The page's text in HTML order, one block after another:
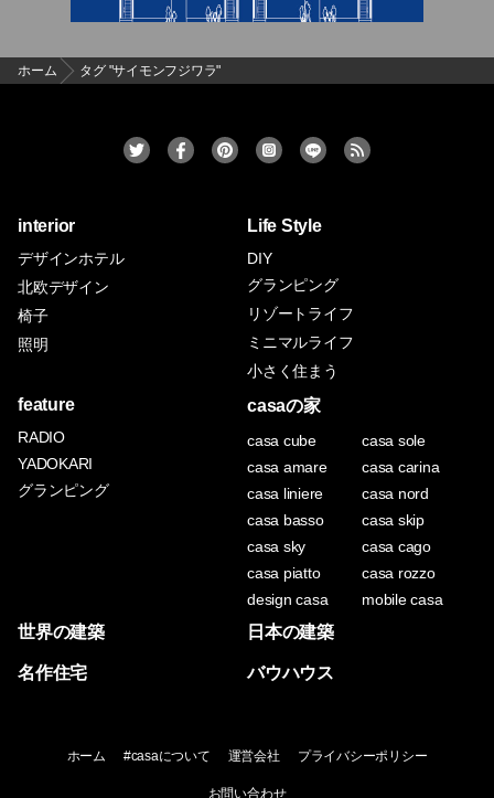
ホーム タグ "サイモンフジワラ"
interior
デザインホテル
北欧デザイン
椅子
照明
Life Style
DIY
グランピング
リゾートライフ
ミニマルライフ
小さく住まう
feature
RADIO
YADOKARI
グランピング
casaの家
casa cube
casa sole
casa amare
casa carina
casa liniere
casa nord
casa basso
casa skip
casa sky
casa cago
casa piatto
casa rozzo
design casa
mobile casa
世界の建築 日本の建築
名作住宅 バウハウス
ホーム #casaについて 運営会社 プライバシーポリシー
お問い合わせ